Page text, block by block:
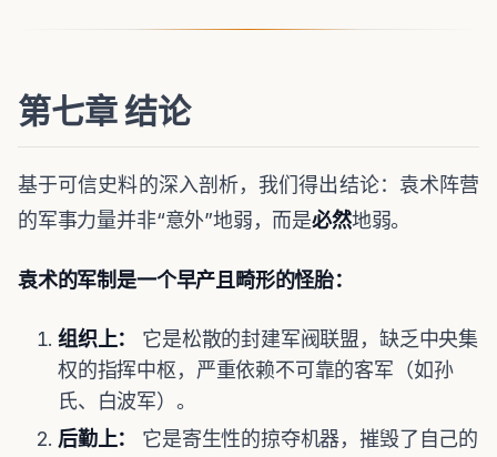
第七章 结论
基于可信史料的深入剖析，我们得出结论：袁术阵营
的军事力量并非“意外”地弱，而是必然地弱。
袁术的军制是一个早产且畸形的怪胎：
组织上：
它是松散的封建军阀联盟，缺乏中央集
权的指挥中枢，严重依赖不可靠的客军（如孙
氏、白波军）。
后勤上：
它是寄生性的掠夺机器，摧毁了自己的